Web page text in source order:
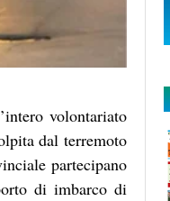
volontariato
dal terremoto
partecipano
di imbarco di